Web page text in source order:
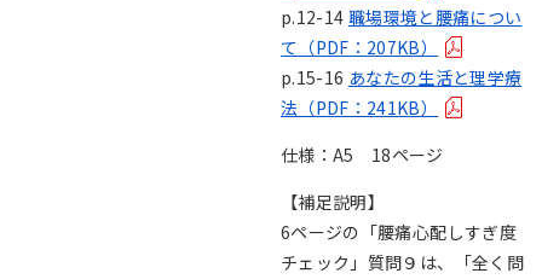
p.12-14 職場環境と腰痛につい
て（PDF：207KB）
p.15-16 あなたの生活と理学療
法（PDF：241KB）
仕様：A5 18ページ
【補足説明】
6ページの「腰痛心配しすぎ度
チェック」質問９は、「全く問